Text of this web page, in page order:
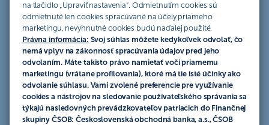
na tlačidlo „Upraviť nastavenia“. Odmietnutím cookies sú
odmietnuté len cookies spracúvané na účely priameho
marketingu, nevyhnutné cookies budú naďalej použité.
Právna informácia: Svoj súhlas môžete kedykoľvek odvolať, čo
nemá vplyv na zákonnosť spracúvania údajov pred jeho
odvolaním. Máte takisto právo namietať voči priamemu
marketingu (vrátane profilovania), ktoré má tie isté účinky ako
odvolanie súhlasu. Vami zvolené preferencie pre využívanie
cookies a nástrojov na sledovanie používateľského správania sa
týkajú nasledovných prevádzkovateľov patriacich do Finančnej
skupiny ČSOB: Československá obchodná banka, a.s., ČSOB
Štatút akcie „Cestovné poistenie za polovicu resp. so
Štatút akcie „Vstúpte do sveta investícií-podporíme Vás
Štatút akcie „Vrátenie 1 až 3 anuitných splátok pri
Štatút akcie „Poistenie pravidelných výdavkov vo